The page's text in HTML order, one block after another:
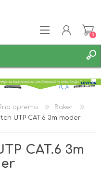
0
oprema
Baker
UTP CAT.6 3m moder
CAT.6 3m